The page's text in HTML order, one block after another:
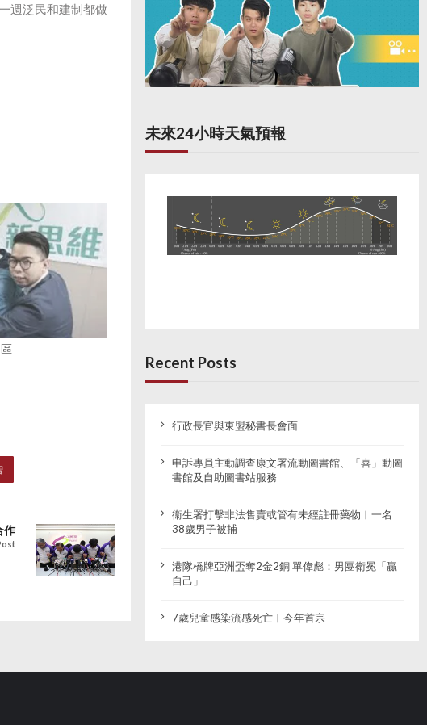
週泛民和建制都做
作
未來24小時天氣預報
Recent Posts
行政長官與東盟秘書長會面
申訴專員主動調查康文署流動圖書館、「喜」動圖
書館及自助圖書站服務
衞生署打擊非法售賣或管有未經註冊藥物︱一名
38歲男子被捕
港隊橋牌亞洲盃奪2金2銅 單偉彪：男團衛冕「贏
自己」
7歲兒童感染流感死亡︱今年首宗